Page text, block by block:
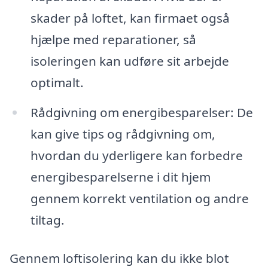
skader på loftet, kan firmaet også
hjælpe med reparationer, så
isoleringen kan udføre sit arbejde
optimalt.
Rådgivning om energibesparelser: De
kan give tips og rådgivning om,
hvordan du yderligere kan forbedre
energibesparelserne i dit hjem
gennem korrekt ventilation og andre
tiltag.
Gennem loftisolering kan du ikke blot